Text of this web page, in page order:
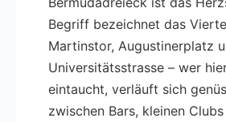
Begriff bezeichnet das
Martinstor, Augustinerplatz
Universitätsstrasse – wer
eintaucht, verläuft sich
zwischen Bars, kleinen